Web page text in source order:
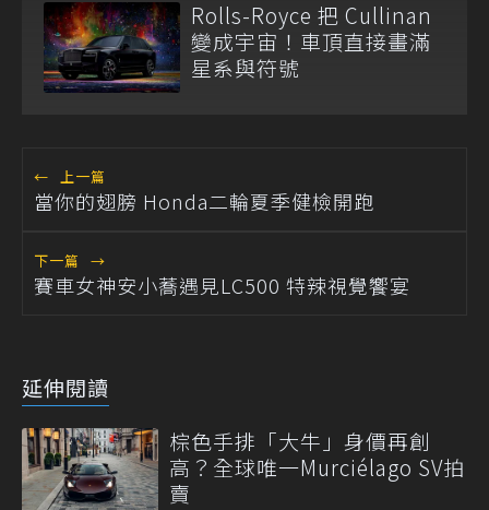
Rolls-Royce 把 Cullinan
變成宇宙！車頂直接畫滿
星系與符號
← 上一篇
當你的翅膀 Honda二輪夏季健檢開跑
下一篇 →
賽車女神安小蕎遇見LC500 特辣視覺饗宴
延伸閱讀
棕色手排「大牛」身價再創
高？全球唯一Murciélago SV拍
賣